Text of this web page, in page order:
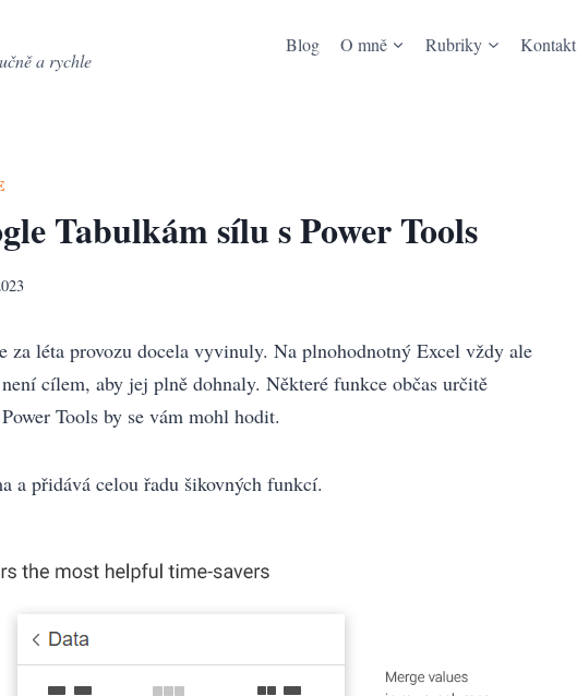
a rychle
Blog O mně Rubriky Kontakt
Tabulkám sílu s Power Tools
za léta provozu docela vyvinuly. Na plnohodnotný Excel vždy ale
cílem, aby jej plně dohnaly. Některé funkce občas určitě
Tools by se vám mohl hodit.
a přidává celou řadu šikovných funkcí.